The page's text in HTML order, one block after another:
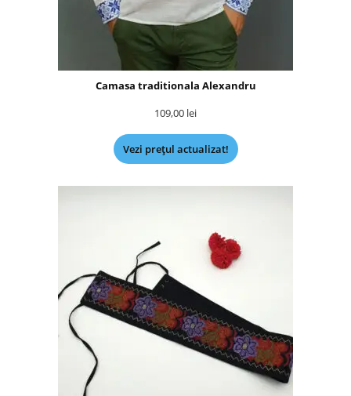
Camasa traditionala Alexandru
109,00 lei
Vezi prețul actualizat!